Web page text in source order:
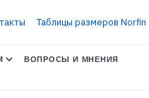
Таблицы размеров Norfin
ВОПРОСЫ И МНЕНИЯ